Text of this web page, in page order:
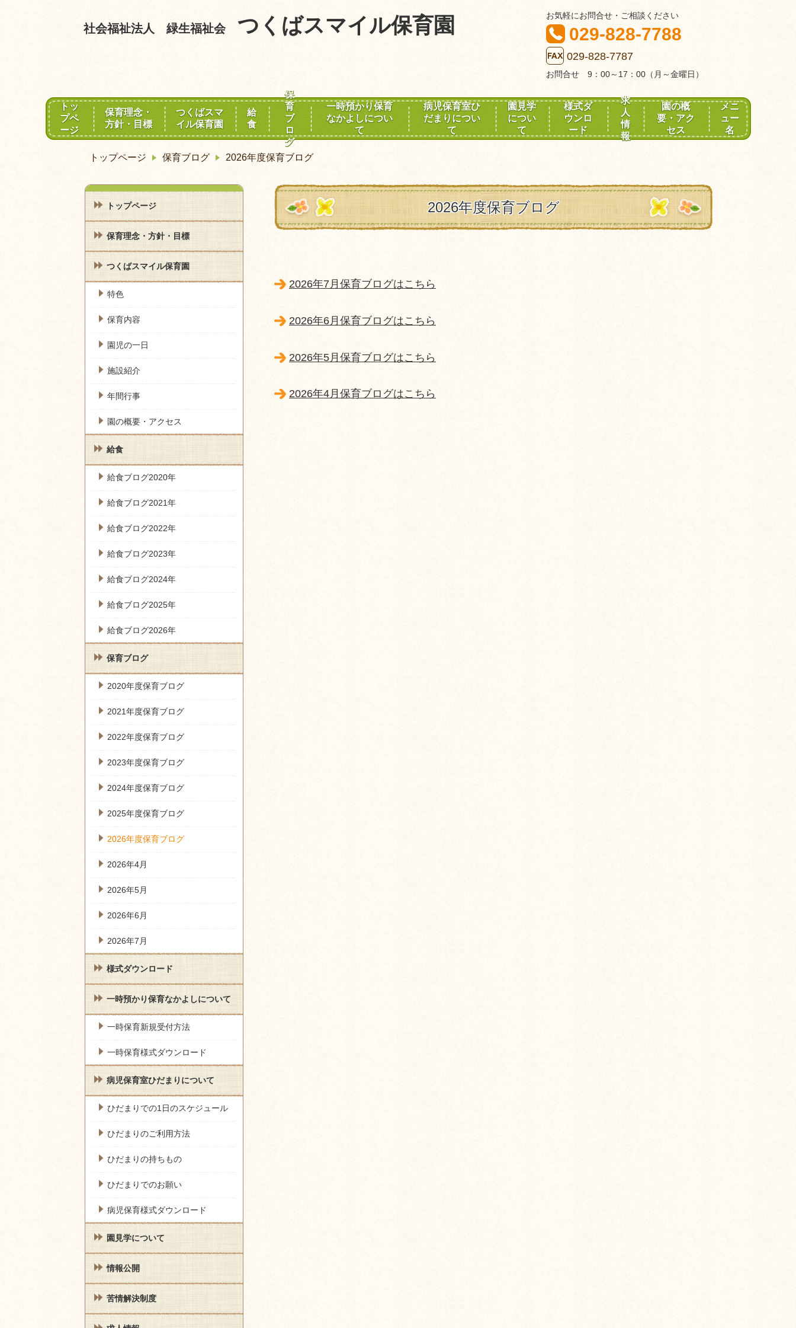
社会福祉法人 緑生福祉会 つくばスマイル保育園 お気軽にお問合せ・ご相談ください
029-828-7788
029-828-7787
お問合せ 9：00～17：00（月～金曜日）
トッ
プペ
ージ
保育理念・
方針・目標
つくばスマ
イル保育園
給
食
保
育
ブ
ロ
グ
一時預かり保育
なかよしについ
て
病児保育室ひ
だまりについ
て
園見学
につい
て
様式ダ
ウンロ
ード
求
人
情
報
園の概
要・アク
セス
メニ
ュー
名
トップページ 保育ブログ 2026年度保育ブログ
2026年度保育ブログ
2026年7月保育ブログはこちら
2026年6月保育ブログはこちら
2026年5月保育ブログはこちら
2026年4月保育ブログはこちら
トップページ
保育理念・方針・目標
つくばスマイル保育園
特色
保育内容
園児の一日
施設紹介
年間行事
園の概要・アクセス
給食
給食ブログ2020年
給食ブログ2021年
給食ブログ2022年
給食ブログ2023年
給食ブログ2024年
給食ブログ2025年
給食ブログ2026年
保育ブログ
2020年度保育ブログ
2021年度保育ブログ
2022年度保育ブログ
2023年度保育ブログ
2024年度保育ブログ
2025年度保育ブログ
2026年度保育ブログ
2026年4月
2026年5月
2026年6月
2026年7月
様式ダウンロード
一時預かり保育なかよしについて
一時保育新規受付方法
一時保育様式ダウンロード
病児保育室ひだまりについて
ひだまりでの1日のスケジュール
ひだまりのご利用方法
ひだまりの持ちもの
ひだまりでのお願い
病児保育様式ダウンロード
園見学について
情報公開
苦情解決制度